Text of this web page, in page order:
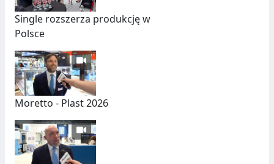
Single rozszerza produkcję w
Polsce
Moretto - Plast 2026